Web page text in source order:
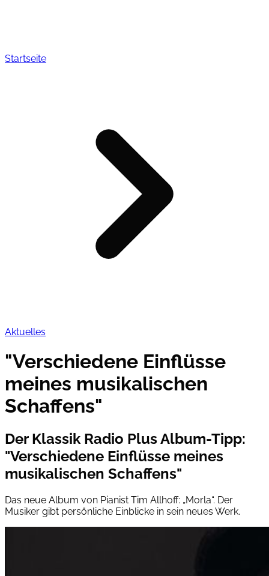
Startseite
Aktuelles
"Verschiedene Einflüsse
meines musikalischen
Schaffens"
Der Klassik Radio Plus Album-Tipp:
"Verschiedene Einflüsse meines
musikalischen Schaffens"
Das neue Album von Pianist Tim Allhoff: „Morla“. Der
Musiker gibt persönliche Einblicke in sein neues Werk.